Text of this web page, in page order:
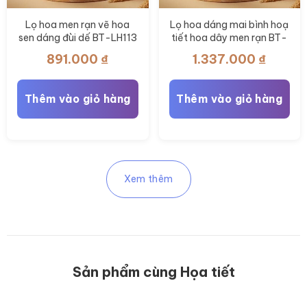
Lọ hoa men rạn vẽ hoa
sen dáng đùi dế BT-LH113
891.000 ₫
Thêm vào giỏ hàng
Lọ hoa dáng mai bình hoạ
tiết hoa dây men rạn BT-
1.337.000 ₫
Thêm vào giỏ hàng
Xem thêm
Sản phẩm cùng Họa tiết